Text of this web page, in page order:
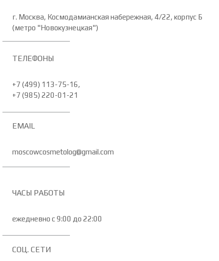
г. Москва, Космодамианская набережная, 4/22, корпус Б
(метро "Новокузнецкая")
ТЕЛЕФОНЫ
+7 (499) 113-75-16,
+7 (985) 220-01-21
EMAIL
moscowcosmetolog@gmail.com
ЧАСЫ РАБОТЫ
ежедневно с 9:00 до 22:00
СОЦ. СЕТИ